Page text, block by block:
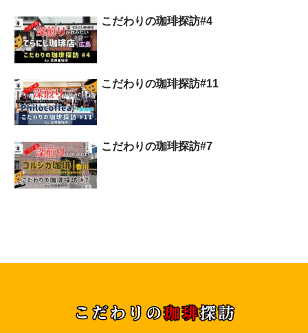
こだわりの珈琲探訪#4
こだわりの珈琲探訪#11
こだわりの珈琲探訪#7